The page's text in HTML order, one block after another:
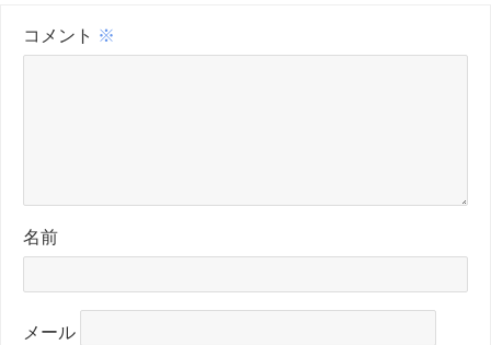
コメント ※
名前
メール